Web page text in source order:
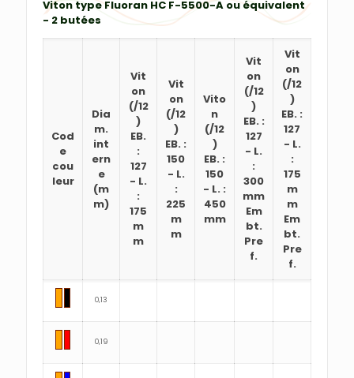
Viton type Fluoran HC F-5500-A ou équivalent
- 2 butées
Cod
e
cou
leur
Dia
m.
int
ern
e
(m
m)
Vit
on
(/12
)
EB.
:
127
- L.
:
175
m
m
Vit
on
(/12
)
EB. :
150
- L.
:
225
m
m
Vito
n
(/12
)
EB. :
150
- L. :
450
mm
Vit
on
(/12
)
EB. :
127
- L.
:
300
mm
Em
bt.
Pre
f.
Vit
on
(/12
)
EB. :
127
- L.
:
175
m
m
Em
bt.
Pre
f.
0,13
0,19